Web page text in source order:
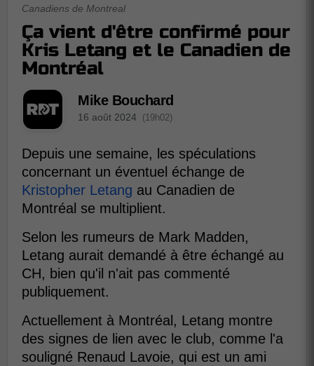
Canadiens de Montreal
Ça vient d'être confirmé pour
Kris Letang et le Canadien de
Montréal
Mike Bouchard
16 août 2024 (19h02)
Depuis une semaine, les spéculations
concernant un éventuel échange de
Kristopher Letang au Canadien de
Montréal se multiplient.
Selon les rumeurs de Mark Madden,
Letang aurait demandé à être échangé au
CH, bien qu'il n'ait pas commenté
publiquement.
Actuellement à Montréal, Letang montre
des signes de lien avec le club, comme l'a
souligné Renaud Lavoie, qui est un ami